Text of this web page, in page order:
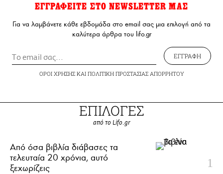
ΕΓΓΡΑΦΕΙΤΕ ΣΤΟ NEWSLETTER ΜΑΣ
Για να λαμβάνετε κάθε εβδομάδα στο email σας μια επιλογή από τα
καλύτερα άρθρα του lifo.gr
ΕΓΓΡΑΦΗ
ΟΡΟΙ ΧΡΗΣΗΣΚΑΙ ΠΟΛΙΤΙΚΗ ΠΡΟΣΤΑΣΙΑΣ ΑΠΟΡΡΗΤΟΥ
ΕΠΙΛΟΓΕΣ
από το Lifo.gr
Από όσα βιβλία διάβασες τα
τελευταία 20 χρόνια, αυτό
ξεχωρίζεις